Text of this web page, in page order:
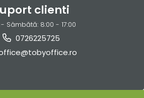
clienti
- Sâmbătă: 8:00 - 17:00
0726225725